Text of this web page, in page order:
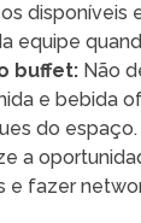
disponíveis
equipe
buffet:Não
e bebida
do espaço.
a
e fazer